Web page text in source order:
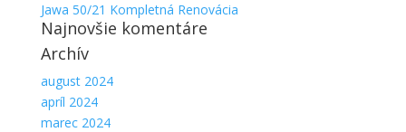
Jawa 50/21 Kompletná Renovácia
Najnovšie komentáre
Archív
august 2024
apríl 2024
marec 2024